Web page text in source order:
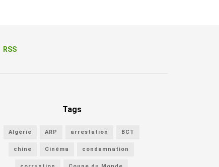
RSS
Tags
Algérie ARP arrestation BCT
chine Cinéma condamnation